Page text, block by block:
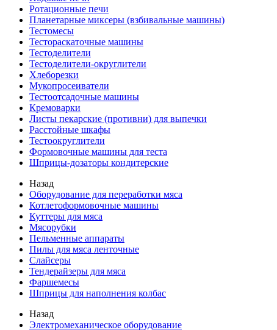
Ротационные печи
Планетарные миксеры (взбивальные машины)
Тестомесы
Тестораскаточные машины
Тестоделители
Тестоделители-округлители
Хлеборезки
Мукопросеиватели
Тестоотсадочные машины
Кремоварки
Листы пекарские (противни) для выпечки
Расстойные шкафы
Тестоокруглители
Формовочные машины для теста
Шприцы-дозаторы кондитерские
Назад
Оборудование для переработки мяса
Котлетоформовочные машины
Куттеры для мяса
Мясорубки
Пельменные аппараты
Пилы для мяса ленточные
Слайсеры
Тендерайзеры для мяса
Фаршемесы
Шприцы для наполнения колбас
Назад
Электромеханическое оборудование